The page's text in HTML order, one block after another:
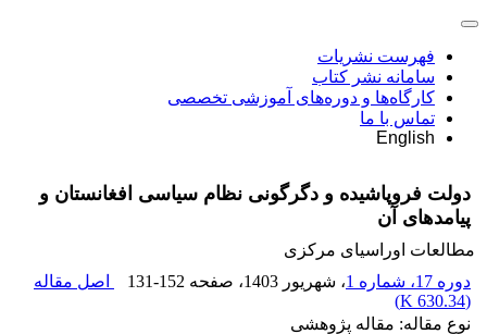
فهرست نشریات
سامانه نشر کتاب
کارگاه‌ها و دوره‌های آموزشی تخصصی
تماس با ما
English
دولت فروپاشیده و دگرگونی نظام سیاسی افغانستان و
پیامدهای آن
مطالعات اوراسیای مرکزی
دوره 17، شماره 1
، شهریور 1403 ، صفحه 131-152
اصل مقاله
(
630.34 K
)
نوع مقاله: مقاله پژوهشی